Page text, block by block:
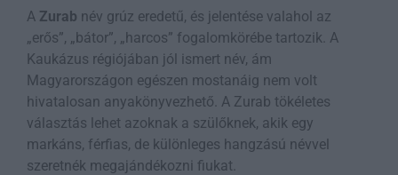
A Zurab név grúz eredetű, és jelentése valahol az
„erős”, „bátor”, „harcos” fogalomkörébe tartozik. A
Kaukázus régiójában jól ismert név, ám
Magyarországon egészen mostanáig nem volt
hivatalosan anyakönyvezhető. A Zurab tökéletes
választás lehet azoknak a szülőknek, akik egy
markáns, férfias, de különleges hangzású névvel
szeretnék megajándékozni fiukat.